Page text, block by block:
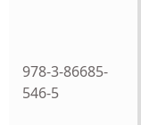
978-3-86685-
546-5